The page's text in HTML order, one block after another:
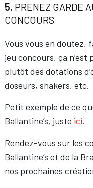
5. PRENEZ GARDE
CONCOURS
Vous vous en doutez,
jeu concours, ça
plutôt des dotations
doseurs, shakers, etc.
Petit exemple de ce
Ballantine’s, juste ici.
Rendez-vous sur les
Ballantine’s et de la
nos prochaines